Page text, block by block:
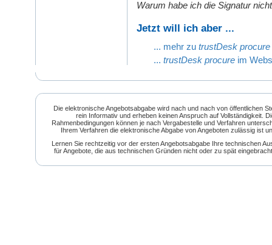
Warum habe ich die Signatur
Jetzt will ich aber ...
... mehr zu trustDesk procure
... trustDesk procureim
Die elektronische Angebotsabgabe wird nach und nach von öffentlichen
rein Informativ und erheben keinen Anspruch auf Vollständigkeit.
Rahmenbedingungen können je nach Vergabestelle und Verfahren
Ihrem Verfahren die elektronische Abgabe von Angeboten zulässig ist
Lernen Sie rechtzeitig vor der ersten Angebotsabgabe Ihre technischen
für Angebote, die aus technischen Gründen nicht oder zu spät